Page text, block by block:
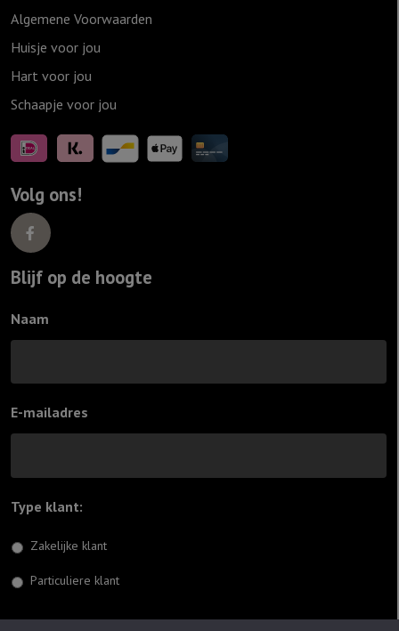
Algemene Voorwaarden
Huisje voor jou
Hart voor jou
Schaapje voor jou
Volg ons!
Blijf op de hoogte
Naam
E-mailadres
Type klant:
Zakelijke klant
Particuliere klant